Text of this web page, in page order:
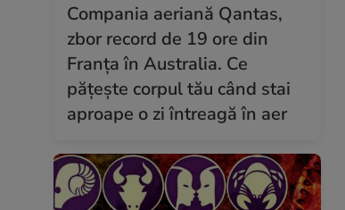
Compania aeriană Qantas,
zbor record de 19 ore din
Franța în Australia. Ce
pățește corpul tău când stai
aproape o zi întreagă în aer